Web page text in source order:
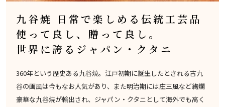
九谷焼 日常で楽しめる伝統工芸品
使って良し、贈って良し。
世界に誇るジャパン・クタニ
360年という歴史ある九谷焼。江戸初期に誕生したとされる古九
谷の画風は今もなお人気があり、また明治期には庄三風など絢爛
豪華な九谷焼が輸出され、ジャパン・クタニとして海外でも高く